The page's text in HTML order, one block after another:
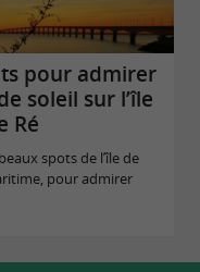
pour admirer
soleil sur l’île
Ré
spots de l’île de
pour admirer